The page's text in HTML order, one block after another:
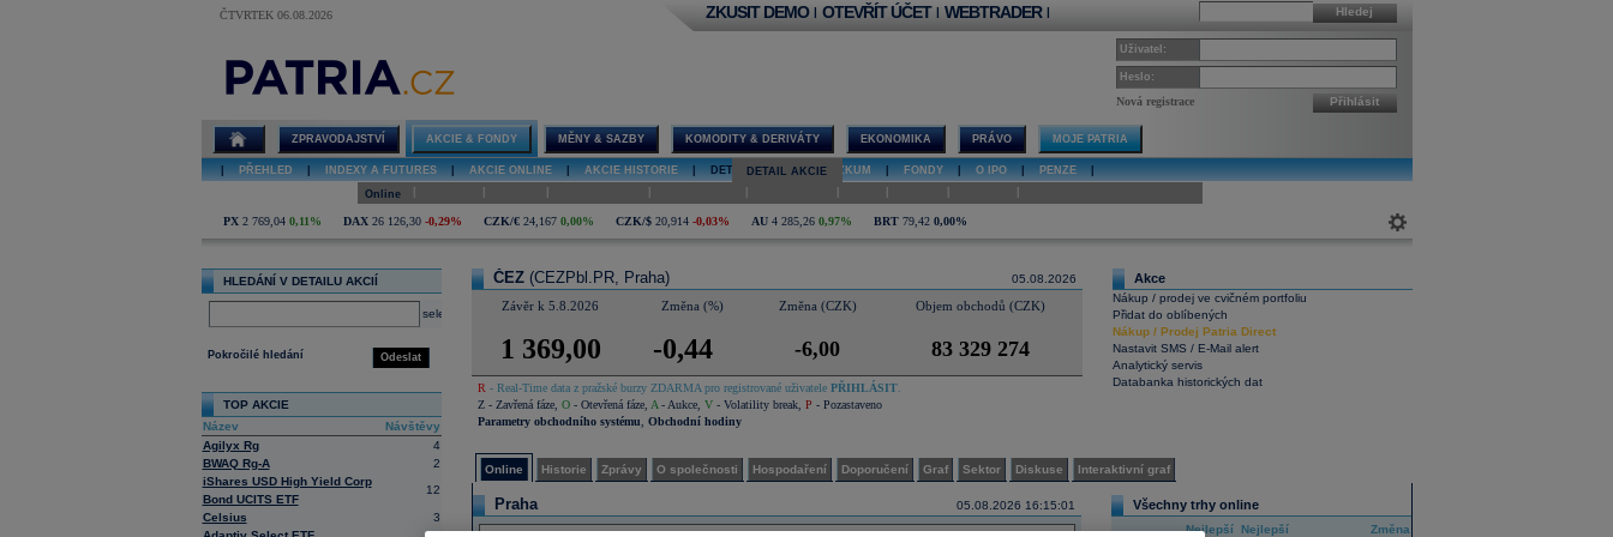
ČTVRTEK 06.08.2026
ČEZ online
Hledej
ZKUSIT DEMO | OTEVŘÍT ÚČET | WEBTRADER |
Uživatel:
Heslo:
Nová registrace Přihlásit
ZPRAVODAJSTVÍ AKCIE & FONDY MĚNY & SAZBY KOMODITY & DERIVÁTY EKONOMIKA PRÁVO MOJE PATRIA
PŘEHLED INDEXY A FUTURES AKCIE ONLINE AKCIE HISTORIE DETAIL AKCIE | VÝZKUM FONDY O IPO PENZE
DETAIL AKCIE
Online
PX 2 769,04 0,11% DAX 26 126,30 -0,29% CZK/€ 24,167 0,00% CZK/$ 20,914 -0,03% AU 4 285,26 0,97% BRT 79,42 0,00%
HLEDÁNÍ V DETAILU AKCIÍ
select
Odeslat
Pokročilé hledání
TOP AKCIE
Název
Návštěvy
Agilyx Rg
4
BWAQ Rg-A
2
iShares USD High Yield Corp
Bond UCITS ETF
12
Celsius
3
05.08.2026
ČEZ (CEZPbl.PR, Praha)
Závěr k 5.8.2026 Změna (%) Změna (CZK) Objem obchodů (CZK)
1 369,00 -0,44 -6,00 83 329 274
R - Real-Time data z pražské burzy ZDARMA pro registrované uživatele PŘIHLÁSIT.
Z- Zavřená fáze, O- Otevřená fáze, A- Aukce, V- Volatility break, P - Pozastaveno
Parametry obchodního systému
Obchodní hodiny
Akce
Nákup / prodej ve cvičném portfoliu
Přidat do oblíbených
Nákup/ Prodej Patria Direct
Nastavit SMS / E-Mail alert
Analytický servis
Databanka historických dat
Online Historie Zprávy O společnosti Hospodaření Doporučení Graf Sektor Diskuse Interaktivní graf
05.08.2026 16:15:01
Praha Všechny trhy online
Nejlepší Nejlepší
Změna